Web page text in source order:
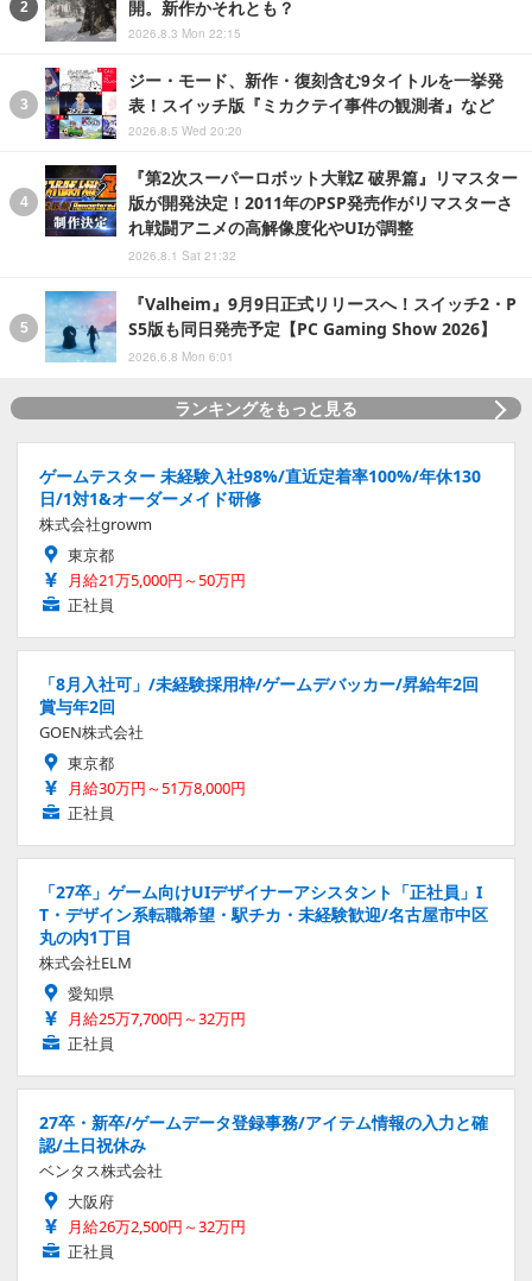
開。新作かそれとも？
2026.8.3 Mon 22:15
ジー・モード、新作・復刻含む9タイトルを一挙発
表！スイッチ版『ミカクテイ事件の観測者』など
2026.8.5 Wed 20:20
『第2次スーパーロボット大戦Z 破界篇』リマスター
版が開発決定！2011年のPSP発売作がリマスターさ
れ戦闘アニメの高解像度化やUIが調整
2026.8.1 Sat 21:32
『Valheim』9月9日正式リリースへ！スイッチ2・P
S5版も同日発売予定【PC Gaming Show 2026】
2026.6.8 Mon 6:01
ランキングをもっと見る
ゲームテスター 未経験入社98%/直近定着率100%/年休130
日/1対1&オーダーメイド研修
株式会社growm
東京都
月給21万5,000円～50万円
正社員
「8月入社可」/未経験採用枠/ゲームデバッカー/昇給年2回
賞与年2回
GOEN株式会社
東京都
月給30万円～51万8,000円
正社員
「27卒」ゲーム向けUIデザイナーアシスタント「正社員」I
T・デザイン系転職希望・駅チカ・未経験歓迎/名古屋市中区
丸の内1丁目
株式会社ELM
愛知県
月給25万7,700円～32万円
正社員
27卒・新卒/ゲームデータ登録事務/アイテム情報の入力と確
認/土日祝休み
ベンタス株式会社
大阪府
月給26万2,500円～32万円
正社員